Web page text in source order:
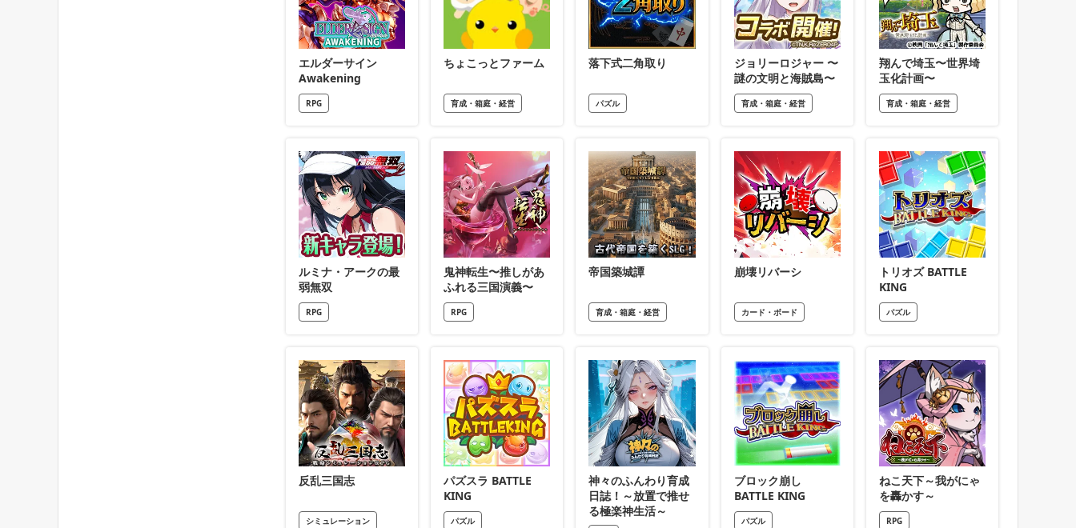
エルダーサイン
Awakening
RPG
ちょこっとファーム
育成・箱庭・経営
落下式二角取り
パズル
ジョリーロジャー 〜
謎の文明と海賊島〜
育成・箱庭・経営
翔んで埼玉〜世界埼
玉化計画〜
育成・箱庭・経営
ルミナ・アークの最
弱無双
RPG
鬼神転生〜推しがあ
ふれる三国演義〜
RPG
帝国築城譚
育成・箱庭・経営
崩壊リバーシ
カード・ボード
トリオズ BATTLE
KING
パズル
反乱三国志
シミュレーション
パズスラ BATTLE
KING
パズル
神々のふんわり育成
日誌！～放置で推せ
る極楽神生活～
ブロック崩し
BATTLE KING
パズル
ねこ天下～我がにゃ
を轟かす～
RPG